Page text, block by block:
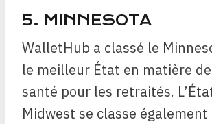
5. MINNESOTA
WalletHub a classé le
le meilleur État en matière
santé pour les retraités.
Midwest se classe également